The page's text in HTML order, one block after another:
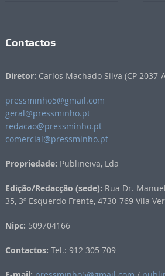
Contactos
Diretor: Carlos Machado Silva (CP 2037-
pressminho5@gmail.com
geral@pressminho.pt
redacao@pressminho.pt
comercial@pressminho.pt
Propriedade: Publineiva, Lda
Edição/Redacção (sede): Rua Dr.
35, 3º Esquerdo Frente, 4730-769 Vila
Nipc: 509704166
Contactos: Tel.: 912 305 709